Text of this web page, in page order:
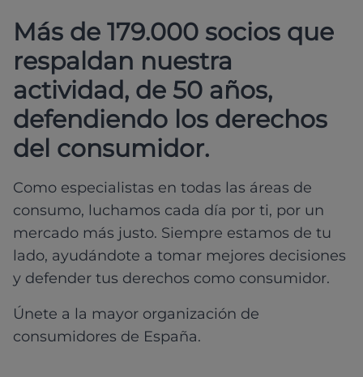
Más de 179.000 socios que
respaldan nuestra
actividad, de 50 años,
defendiendo los derechos
del consumidor.
Como especialistas en todas las áreas de
consumo, luchamos cada día por ti, por un
mercado más justo. Siempre estamos de tu
lado, ayudándote a tomar mejores decisiones
y defender tus derechos como consumidor.
Únete a la mayor organización de
consumidores de España.